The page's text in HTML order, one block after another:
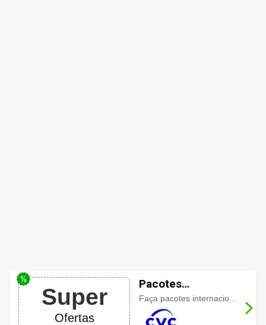
Super
Ofertas
Pacotes
Internacionais
CVC